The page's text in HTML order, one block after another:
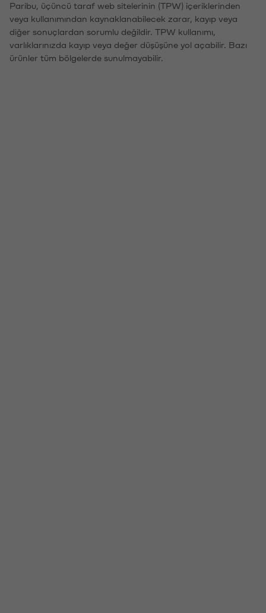
Paribu, üçüncü taraf web sitelerinin (TPW) içeriklerinden
veya kullanımından kaynaklanabilecek zarar, kayıp veya
diğer sonuçlardan sorumlu değildir. TPW kullanımı,
varlıklarınızda kayıp veya değer düşüşüne yol açabilir. Bazı
ürünler tüm bölgelerde sunulmayabilir.